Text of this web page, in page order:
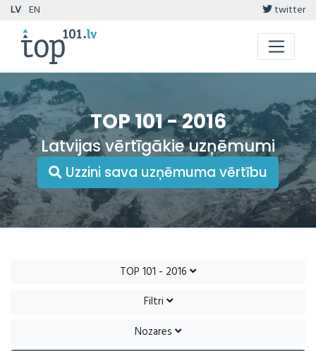
LV EN twitter
TOP 101 - 2016
Latvijas vērtīgākie uzņēmumi
Uzzini sava uzņēmuma vērtību
TOP 101 - 2016
Filtri
Nozares